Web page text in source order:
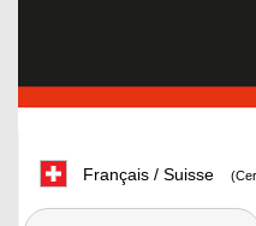
Français / Suisse